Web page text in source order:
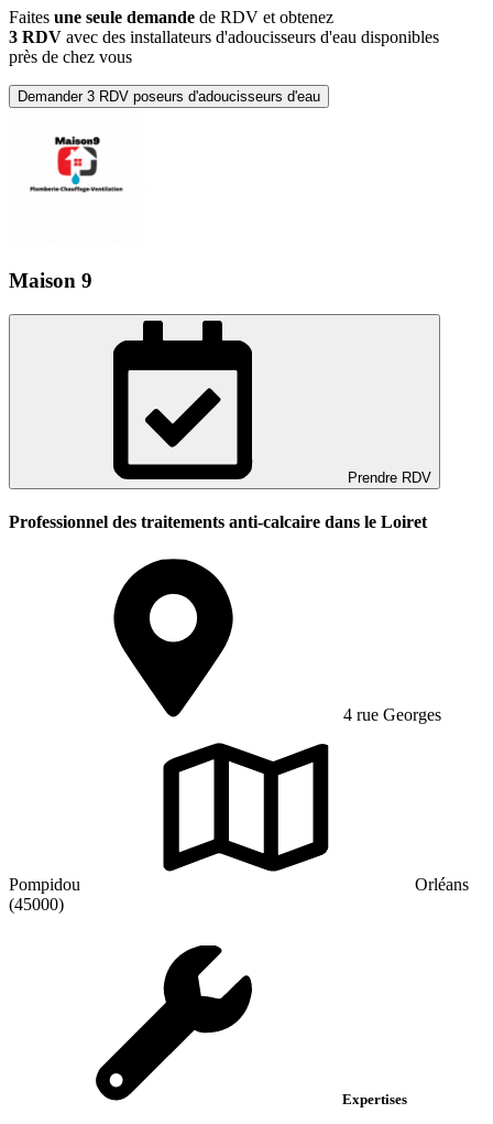
Faites une seule demande de RDV et obtenez
3 RDV avec des installateurs d'adoucisseurs d'eau disponibles
près de chez vous
Demander 3 RDV poseurs d'adoucisseurs d'eau
Maison 9
Prendre RDV
Professionnel des traitements anti-calcaire dans le Loiret
4 rue Georges
Pompidou
Orléans
(45000)
Expertises